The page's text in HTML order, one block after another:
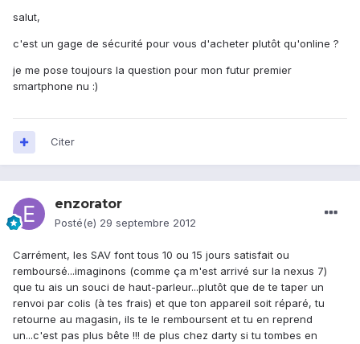
salut,
c'est un gage de sécurité pour vous d'acheter plutôt qu'online ?
je me pose toujours la question pour mon futur premier
smartphone nu :)
Citer
enzorator
Posté(e) 29 septembre 2012
Carrément, les SAV font tous 10 ou 15 jours satisfait ou
remboursé...imaginons (comme ça m'est arrivé sur la nexus 7)
que tu ais un souci de haut-parleur...plutôt que de te taper un
renvoi par colis (à tes frais) et que ton appareil soit réparé, tu
retourne au magasin, ils te le remboursent et tu en reprend
un...c'est pas plus bête !!! de plus chez darty si tu tombes en